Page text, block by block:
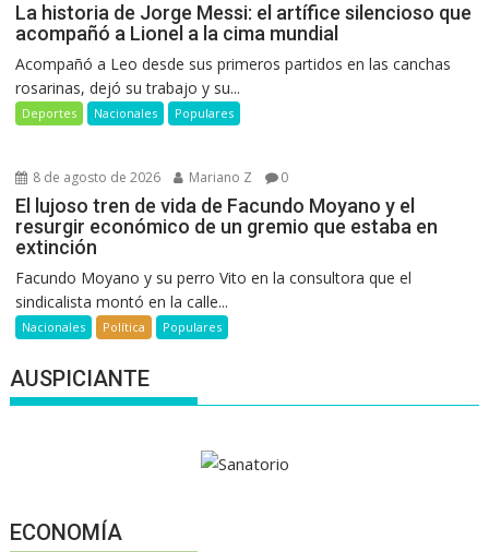
La historia de Jorge Messi: el artífice silencioso que
acompañó a Lionel a la cima mundial
Acompañó a Leo desde sus primeros partidos en las canchas
rosarinas, dejó su trabajo y su...
Deportes Nacionales Populares
8 de agosto de 2026 Mariano Z 0
El lujoso tren de vida de Facundo Moyano y el
resurgir económico de un gremio que estaba en
extinción
Facundo Moyano y su perro Vito en la consultora que el
sindicalista montó en la calle...
Nacionales Política Populares
AUSPICIANTE
ECONOMÍA